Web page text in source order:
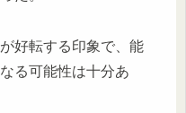
好転する印象で、能
る可能性は十分あ